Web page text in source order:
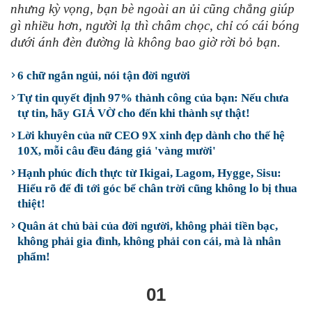
nhưng kỳ vọng, bạn bè ngoài an ủi cũng chẳng giúp
gì nhiều hơn, người lạ thì châm chọc, chỉ có cái bóng
dưới ánh đèn đường là không bao giờ rời bỏ bạn.
6 chữ ngắn ngủi, nói tận đời người
Tự tin quyết định 97% thành công của bạn: Nếu chưa
tự tin, hãy GIẢ VỜ cho đến khi thành sự thật!
Lời khuyên của nữ CEO 9X xinh đẹp dành cho thế hệ
10X, mỗi câu đều đáng giá 'vàng mười'
Hạnh phúc đích thực từ Ikigai, Lagom, Hygge, Sisu:
Hiểu rõ để đi tới góc bể chân trời cũng không lo bị thua
thiệt!
Quân át chủ bài của đời người, không phải tiền bạc,
không phải gia đình, không phải con cái, mà là nhân
phẩm!
01